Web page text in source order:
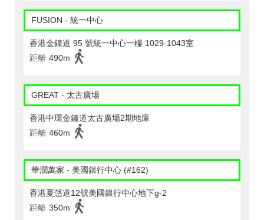
FUSION - 統一中心
香港金鐘道 95 號統一中心一樓 1029-1043室
距離 490m
GREAT - 太古廣場
香港中環金鐘道太古廣場2期地庫
距離 460m
華潤萬家 - 美國銀行中心 (#162)
香港夏愨道12號美國銀行中心地下g-2
距離 350m